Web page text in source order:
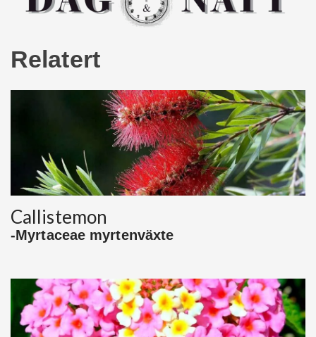
Relatert
Callistemon
-Myrtaceae myrtenväxte